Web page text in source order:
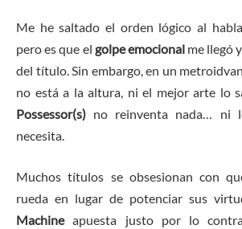
Me he saltado el orden lógico al
pero es que el golpe emocionalme llegó
del título. Sin embargo, en un
no está a la altura, ni el mejor arte lo
Possessor(s) no reinventa nada… ni
necesita.
Muchos títulos se obsesionan con
rueda en lugar de potenciar sus
Machineapuesta justo por lo